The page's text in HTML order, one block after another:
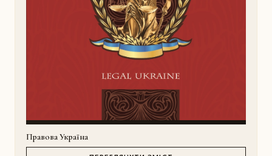
Правова Україна